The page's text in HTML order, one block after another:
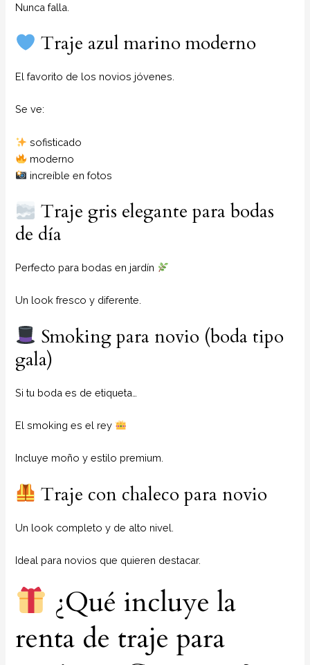
Nunca falla.
Traje azul marino moderno
El favorito de los novios jóvenes.
Se ve:
sofisticado
moderno
increíble en fotos
Traje gris elegante para bodas
de día
Perfecto para bodas en jardín
Un look fresco y diferente.
Smoking para novio (boda tipo
gala)
Si tu boda es de etiqueta…
El smoking es el rey
Incluye moño y estilo premium.
Traje con chaleco para novio
Un look completo y de alto nivel.
Ideal para novios que quieren destacar.
¿Qué incluye la
renta de traje para